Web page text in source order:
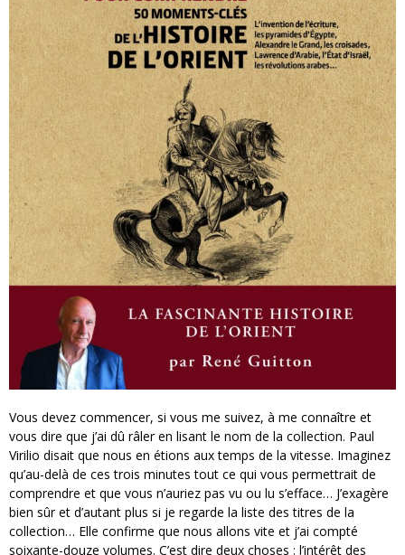
« Le Vent dand les Saules » - Une Belle Histoire !
Splatoon Raiders
Vous devez commencer, si vous me suivez, à me connaître et
vous dire que j’ai dû râler en lisant le nom de la collection. Paul
Virilio disait que nous en étions aux temps de la vitesse. Imaginez
qu’au-delà de ces trois minutes tout ce qui vous permettrait de
comprendre et que vous n’auriez pas vu ou lu s’efface… J’exagère
bien sûr et d’autant plus si je regarde la liste des titres de la
collection… Elle confirme que nous allons vite et j’ai compté
soixante-douze volumes. C’est dire deux choses : l’intérêt des